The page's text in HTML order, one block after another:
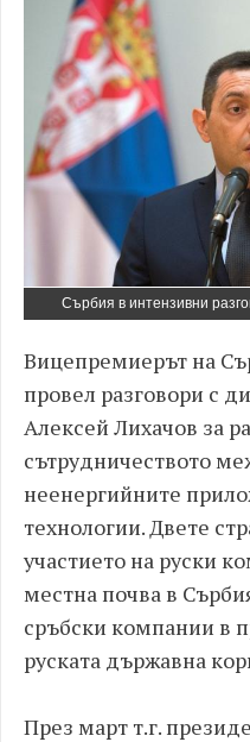
Сърбия в интензивни
Вицепремиерът на
провел разговори с
Алексей Лихачов за
сътрудничеството
неенергийните
технологии. Двете
участието на руски
местна почва в
сръбски компании в
руската държавна
През март т.г.